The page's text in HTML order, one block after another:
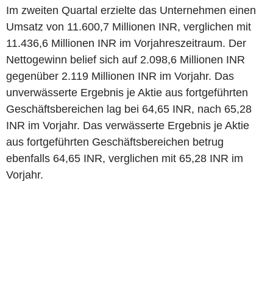
Im zweiten Quartal erzielte das Unternehmen einen
Umsatz von 11.600,7 Millionen INR, verglichen mit
11.436,6 Millionen INR im Vorjahreszeitraum. Der
Nettogewinn belief sich auf 2.098,6 Millionen INR
gegenüber 2.119 Millionen INR im Vorjahr. Das
unverwässerte Ergebnis je Aktie aus fortgeführten
Geschäftsbereichen lag bei 64,65 INR, nach 65,28
INR im Vorjahr. Das verwässerte Ergebnis je Aktie
aus fortgeführten Geschäftsbereichen betrug
ebenfalls 64,65 INR, verglichen mit 65,28 INR im
Vorjahr.